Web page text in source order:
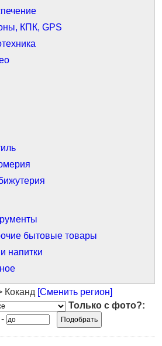
КПК, GPS
бытовые товары
напитки
Коканд [Сменить регион]
Только с фото?:
-